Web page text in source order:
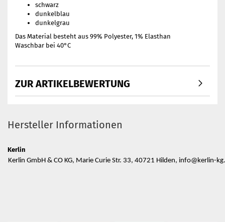
schwarz
dunkelblau
dunkelgrau
Das Material besteht aus 99% Polyester, 1% Elasthan
Waschbar bei 40°C
ZUR ARTIKELBEWERTUNG
Hersteller Informationen
Kerlin
Kerlin GmbH & CO KG, Marie Curie Str. 33, 40721 Hilden, info@kerlin-